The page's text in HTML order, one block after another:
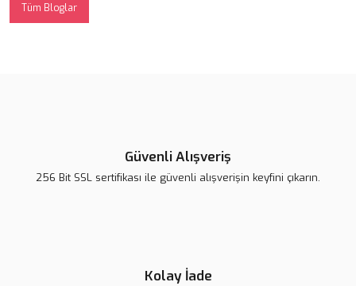
Tüm Bloglar
Güvenli Alışveriş
256 Bit SSL sertifikası ile güvenli alışverişin keyfini çıkarın.
Kolay İade